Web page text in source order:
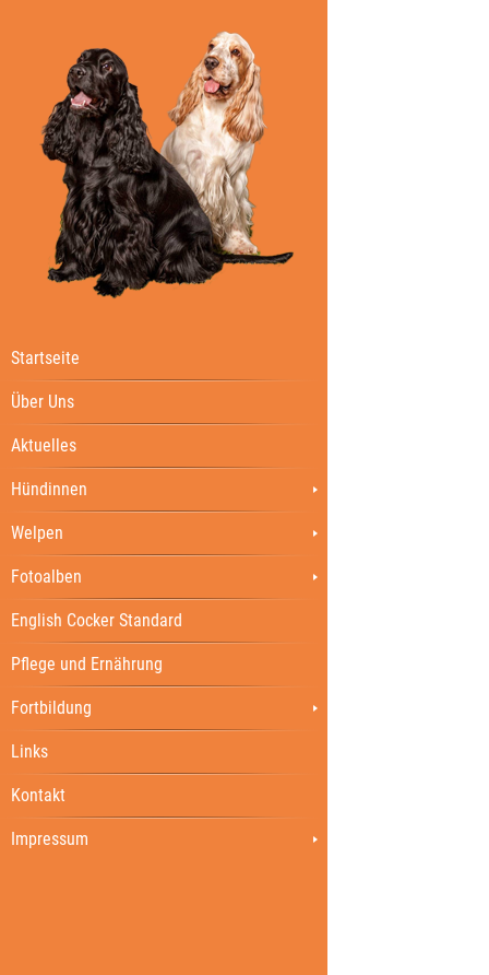
Startseite
Über Uns
Aktuelles
Hündinnen
Welpen
Fotoalben
English Cocker Standard
Pflege und Ernährung
Fortbildung
Links
Kontakt
Impressum